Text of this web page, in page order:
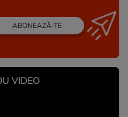
ABONEAZĂ-TE
VIDEO